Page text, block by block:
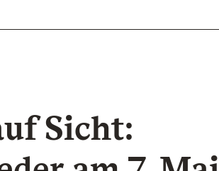
Sicht: